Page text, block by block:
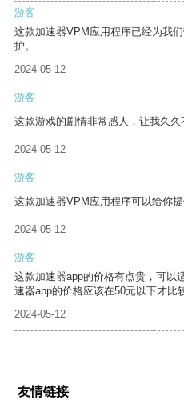
游客
这款加速器VPM应用程序已经为我
护。
2024-05-12
游客
这款游戏的剧情非常感人，让我久久
2024-05-12
游客
这款加速器VPM应用程序可以给你
2024-05-12
游客
这款加速器app的价格有点贵，可以
速器app的价格应该在50元以下才比
2024-05-12
友情链接